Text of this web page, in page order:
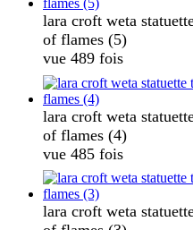
lara croft weta
of flames (5)
vue 489 fois
lara croft weta
of flames (4)
vue 485 fois
lara croft weta